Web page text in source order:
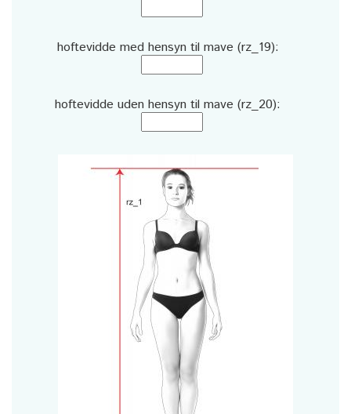
hoftevidde med hensyn til mave (rz_19):
hoftevidde uden hensyn til mave (rz_20):